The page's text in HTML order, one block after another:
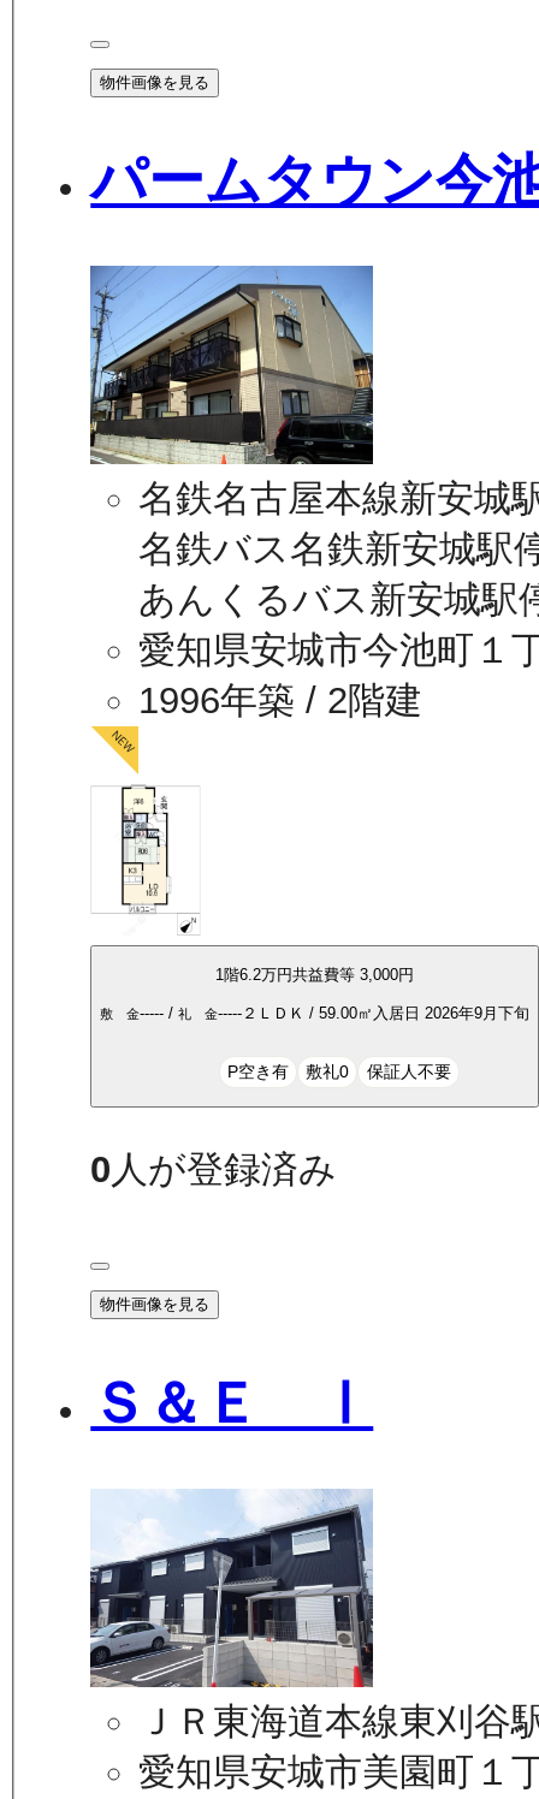
物件画像を見る
パームタウン今
名鉄名古屋本線新安城
名鉄バス名鉄新安城駅
あんくるバス新安城駅
愛知県安城市今池町１
1996年築 / 2階建
1階6.2万円共益費等3,000円
敷 金----- /礼 金----- ２ＬＤＫ /59.00㎡ 入居日 2026年9月下旬
P空き有 敷礼0 保証人不要
0人が登録済み
物件画像を見る
Ｓ＆Ｅ Ⅰ
ＪＲ東海道本線東刈谷
愛知県安城市美園町１